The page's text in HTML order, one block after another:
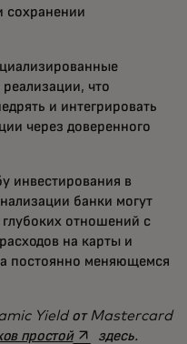
сохранении
что
и интегрировать
через доверенного
инвестирования в
банки могут
глубоких отношений с
на карты и
постоянно меняющемся
Yield от Mastercard
простойopens in a new
здесь.